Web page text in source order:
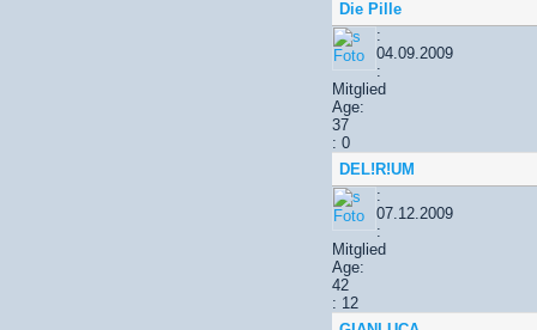
Die Pille
:
04.09.2009
:
Mitglied
Age:
37
: 0
DEL!R!UM
:
07.12.2009
:
Mitglied
Age:
42
: 12